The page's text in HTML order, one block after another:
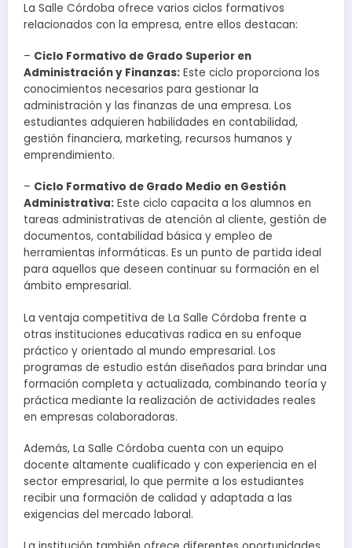
La Salle Córdoba ofrece varios ciclos formativos
relacionados con la empresa, entre ellos destacan:
– Ciclo Formativo de Grado Superior en
Administración y Finanzas: Este ciclo proporciona los
conocimientos necesarios para gestionar la
administración y las finanzas de una empresa. Los
estudiantes adquieren habilidades en contabilidad,
gestión financiera, marketing, recursos humanos y
emprendimiento.
– Ciclo Formativo de Grado Medio en Gestión
Administrativa: Este ciclo capacita a los alumnos en
tareas administrativas de atención al cliente, gestión de
documentos, contabilidad básica y empleo de
herramientas informáticas. Es un punto de partida ideal
para aquellos que deseen continuar su formación en el
ámbito empresarial.
La ventaja competitiva de La Salle Córdoba frente a
otras instituciones educativas radica en su enfoque
práctico y orientado al mundo empresarial. Los
programas de estudio están diseñados para brindar una
formación completa y actualizada, combinando teoría y
práctica mediante la realización de actividades reales
en empresas colaboradoras.
Además, La Salle Córdoba cuenta con un equipo
docente altamente cualificado y con experiencia en el
sector empresarial, lo que permite a los estudiantes
recibir una formación de calidad y adaptada a las
exigencias del mercado laboral.